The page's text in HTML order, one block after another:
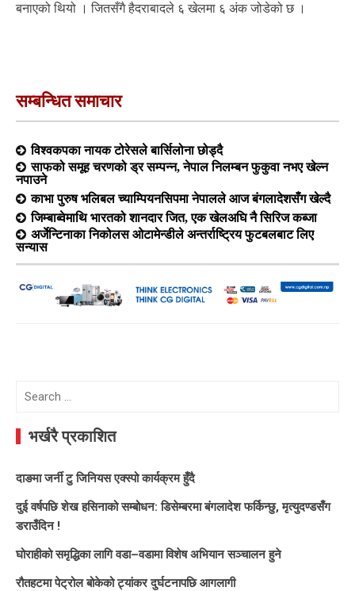
बनाएको थियो । जितसँगै हैदराबादले ६ खेलमा ६ अंक जोडेको छ ।
सम्बन्धित समाचार
विश्वकपका नायक टोरेसले बार्सिलोना छोड्दै
साफको समूह चरणको ड्र सम्पन्न, नेपाल निलम्बन फुकुवा नभए खेल्न
नपाउने
काभा पुरुष भलिबल च्याम्पियनसिपमा नेपालले आज बंगलादेशसँग खेल्दै
जिम्बाब्वेमाथि भारतको शानदार जित, एक खेलअघि नै सिरिज कब्जा
अर्जेन्टिनाका निकोलस ओटामेन्डीले अन्तर्राष्ट्रिय फुटबलबाट लिए
सन्यास
Search
भर्खरै प्रकाशित
दाङमा जर्नी टु जिनियस एक्स्पो कार्यक्रम हुँदै
दुई वर्षपछि शेख हसिनाको सम्बोधन: डिसेम्बरमा बंगलादेश फर्किन्छु, मृत्युदण्डसँग
डराउँदिन !
घोराहीको समृद्धिका लागि वडा–वडामा विशेष अभियान सञ्चालन हुने
रौतहटमा पेट्रोल बोकेको ट्यांकर दुर्घटनापछि आगलागी